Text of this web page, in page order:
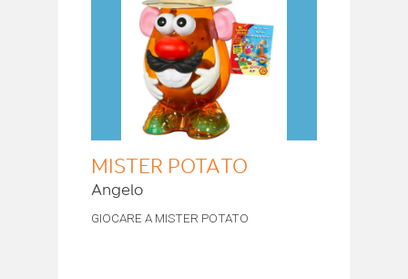
MISTER POTATO
Angelo
GIOCARE A MISTER POTATO